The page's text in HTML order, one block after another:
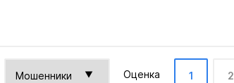
Оценка 1 2